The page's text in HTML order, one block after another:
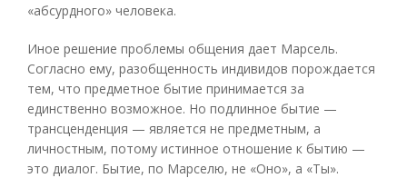
«абсурдного» человека.
Иное решение проблемы общения дает Марсель.
Согласно ему, разобщенность индивидов порождается
тем, что предметное бытие принимается за
единственно возможное. Но подлинное бытие —
трансценденция — является не предметным, а
личностным, потому истинное отношение к бытию —
это диалог. Бытие, по Марселю, не «Оно», а «Ты».